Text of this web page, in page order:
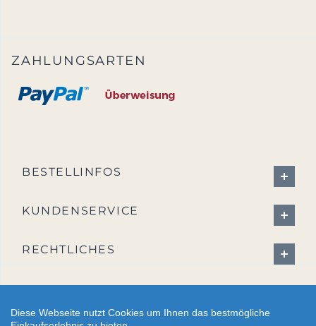
ZAHLUNGSARTEN
BESTELLINFOS
KUNDENSERVICE
RECHTLICHES
Diese Webseite nutzt Cookies um Ihnen das bestmögliche